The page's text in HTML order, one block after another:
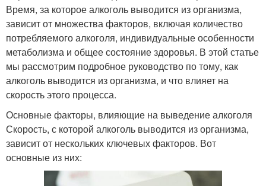
Время, за которое алкоголь выводится из организма,
зависит от множества факторов, включая количество
потребляемого алкоголя, индивидуальные особенности
метаболизма и общее состояние здоровья. В этой статье
мы рассмотрим подробное руководство по тому, как
алкоголь выводится из организма, и что влияет на
скорость этого процесса.
Основные факторы, влияющие на выведение алкоголя
Скорость, с которой алкоголь выводится из организма,
зависит от нескольких ключевых факторов. Вот
основные из них: